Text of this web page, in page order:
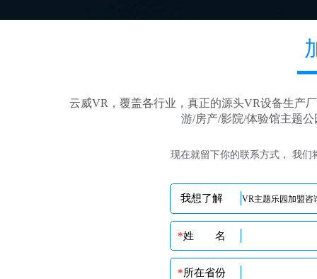
云威VR，覆盖各行业，真正的源头VR设备生产
游/房产/影院/体验馆主题
现在就留下你的联系方式， 我们
我想了解
*姓 名
*所在省份